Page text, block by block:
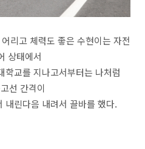
리고 체력도 좋은 수현이는 자전
상태에서
학교를 지나고서부터는 나처럼
선 간격이
내린다음 내려서 끌바를 했다.